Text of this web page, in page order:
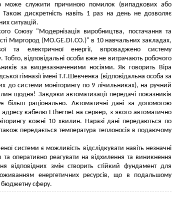
може служити причиною помилок (випадкових або
дискретність навіть 1 раз на день не дозволяє
ситуацій.
Союзу "Модернізація виробництва, постачання та
Миргород (MO.GE.DI.CO.)" в 10 навчальних закладах,
та електричної енергії, впроваджено систему
Тобто, відповідальні особи вже не витрачають робочого
за вищезазначеними носіями. Як говорить Віра
гімназії імені Т.Г.Шевченка (відповідальна особа за
до системи моніторингу по 9 лічильниках), на ручний
щодня! Завдяки автоматизації передачі показників
більш раціонально. Автоматичні дані за допомогою
адресу кабелю Ethernet на сервер, з якого автоматично
кожні 10 хвилин. Наразі дані передаються по
також передається температура теплоносія в подаючому
системи є можливість відслідкувати навіть незначні
та оперативно реагувати на відхилення та виникнення
відповідних змін створить стійкий фундамент для
енергетичних ресурсів, що в подальшому
бюджетну сферу.